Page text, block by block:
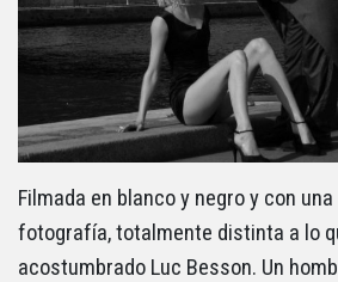
Filmada en blanco y negro y con
fotografía, totalmente distinta a lo
acostumbrado Luc Besson. Un